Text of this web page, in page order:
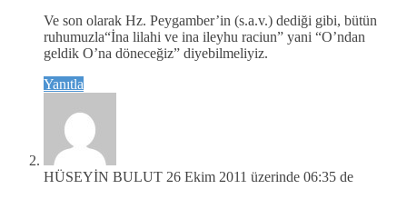
Ve son olarak Hz. Peygamber’in (s.a.v.) dediği gibi, bütün
ruhumuzla“İna lilahi ve ina ileyhu raciun” yani “O’ndan
geldik O’na döneceğiz” diyebilmeliyiz.
Yanıtla
HÜSEYİN BULUT 26 Ekim 2011 üzerinde 06:35 de